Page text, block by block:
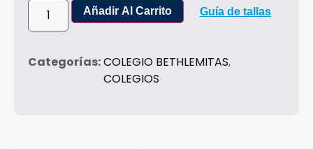
Guía de tallas
Añadir Al Carrito
Categorías:COLEGIO BETHLEMITAS,
COLEGIOS